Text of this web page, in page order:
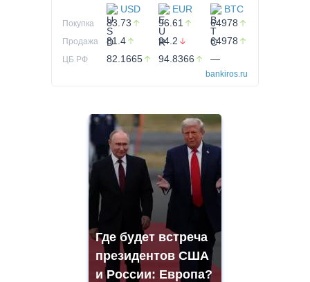
USD EUR BTC
Покупка 83.73 96.61 64978
Продажа 81.4 94.2 64978
ЦБ РФ 82.1665 94.8366 —
bankiros.ru
Где будет встреча
президентов США
и России: Европа?